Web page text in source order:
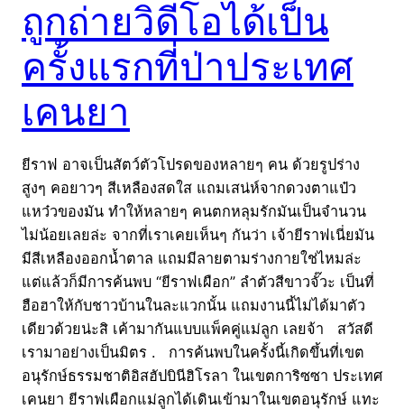
ถูกถ่ายวิดีโอได้เป็น
ครั้งแรกที่ป่าประเทศ
เคนยา
ยีราฟ อาจเป็นสัตว์ตัวโปรดของหลายๆ คน ด้วยรูปร่าง
สูงๆ คอยาวๆ สีเหลืองสดใส แถมเสน่ห์จากดวงตาแป๋ว
แหว๋วของมัน ทำให้หลายๆ คนตกหลุมรักมันเป็นจำนวน
ไม่น้อยเลยล่ะ จากที่เราเคยเห็นๆ กันว่า เจ้ายีราฟเนี่ยมัน
มีสีเหลืองออกน้ำตาล แถมมีลายตามร่างกายใช่ไหมล่ะ
แต่แล้วก็มีการค้นพบ “ยีราฟเผือก” ลำตัวสีขาวจั๊วะ เป็นที่
ฮือฮาให้กับชาวบ้านในละแวกนั้น แถมงานนี้ไม่ได้มาตัว
เดียวด้วยน่ะสิ เค้ามากันแบบแพ็คคู่แม่ลูก เลยจ้า สวัสดี
เรามาอย่างเป็นมิตร . การค้นพบในครั้งนี้เกิดขึ้นที่เขต
อนุรักษ์ธรรมชาติอิสฮัปบินีฮิโรลา ในเขตการิซซา ประเทศ
เคนยา ยีราฟเผือกแม่ลูกได้เดินเข้ามาในเขตอนุรักษ์ แทะ